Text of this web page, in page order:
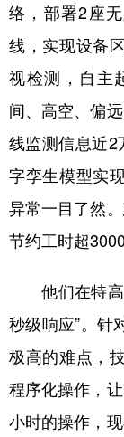
络，部署2座
线，实现设备
视检测，自主
间、高空、偏
线监测信息近2
字孪生模型实
异常一目了然
节约工时超3000
他们在特高
秒级响应”。针
极高的难点，
程序化操作，
小时的操作，